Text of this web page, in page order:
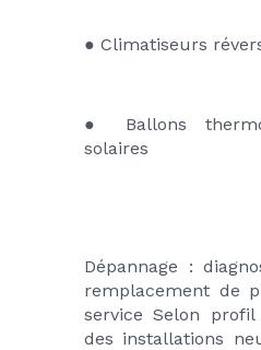
● Climatiseurs
● Ballons
solaires
Dépannage :
remplacement de
service Selon
des installations